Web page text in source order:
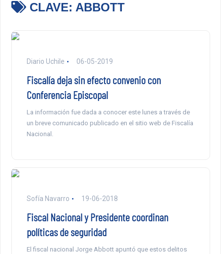
CLAVE: ABBOTT
Diario Uchile 06-05-2019
Fiscalía deja sin efecto convenio con
Conferencia Episcopal
La información fue dada a conocer este lunes a través de
un breve comunicado publicado en el sitio web de Fiscalía
Nacional.
Sofía Navarro 19-06-2018
Fiscal Nacional y Presidente coordinan
políticas de seguridad
El fiscal nacional Jorge Abbott apuntó que estos delitos